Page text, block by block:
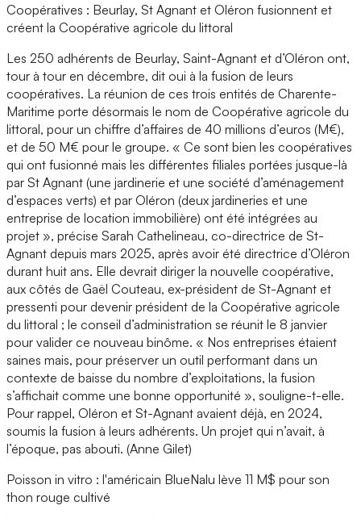
Coopératives : Beurlay, St Agnant et Oléron fusionnent et
créent la Coopérative agricole du littoral
Les 250 adhérents de Beurlay, Saint-Agnant et d’Oléron ont,
tour à tour en décembre, dit oui à la fusion de leurs
coopératives. La réunion de ces trois entités de Charente-
Maritime porte désormais le nom de Coopérative agricole du
littoral, pour un chiffre d’affaires de 40 millions d’euros (M€),
et de 50 M€ pour le groupe. « Ce sont bien les coopératives
qui ont fusionné mais les différentes filiales portées jusque-là
par St Agnant (une jardinerie et une société d’aménagement
d’espaces verts) et par Oléron (deux jardineries et une
entreprise de location immobilière) ont été intégrées au
projet », précise Sarah Cathelineau, co-directrice de St-
Agnant depuis mars 2025, après avoir été directrice d’Oléron
durant huit ans. Elle devrait diriger la nouvelle coopérative,
aux côtés de Gaël Couteau, ex-président de St-Agnant et
pressenti pour devenir président de la Coopérative agricole
du littoral ; le conseil d’administration se réunit le 8 janvier
pour valider ce nouveau binôme. « Nos entreprises étaient
saines mais, pour préserver un outil performant dans un
contexte de baisse du nombre d’exploitations, la fusion
s’affichait comme une bonne opportunité », souligne-t-elle.
Pour rappel, Oléron et St-Agnant avaient déjà, en 2024,
soumis la fusion à leurs adhérents. Un projet qui n’avait, à
l’époque, pas abouti. (Anne Gilet)
Poisson in vitro : l'américain BlueNalu lève 11 M$ pour son
thon rouge cultivé